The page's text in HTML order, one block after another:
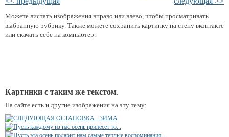
Можете листать изображения вправо или влево, чтобы просматривать
выбранную рубрику. Также можете сохранить картинку на стену вконтакте
или скачать себе на компьютер.
Картинки с таким же текстом:
На сайте есть и другие изображения на эту тему: